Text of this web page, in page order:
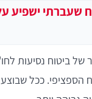
שעברתי ישפיע
של ביטוח נסיעות
הספציפי. ככל שבוצע